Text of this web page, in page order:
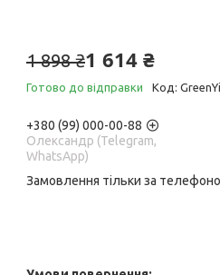
1 898 ₴1 614 ₴
Готово до відправки Код:
+380 (99) 000-00-88
Олександр (Telegram,
WhatsApp)
Замовлення тільки за